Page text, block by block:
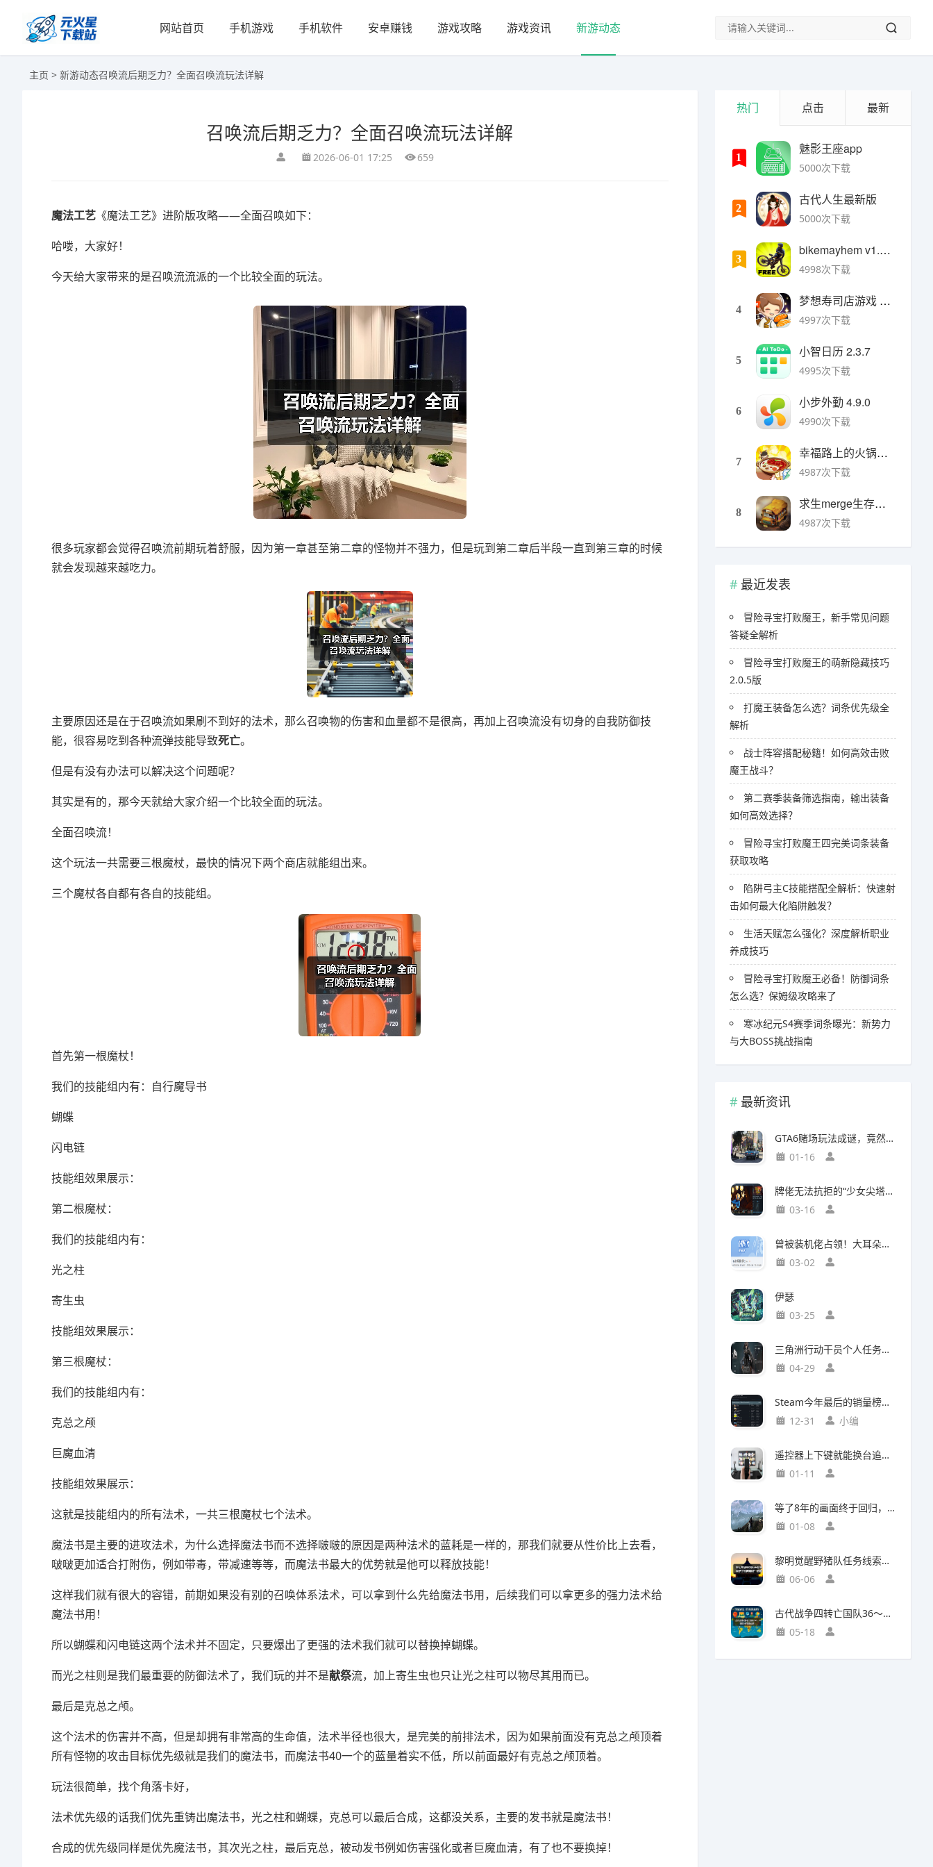
网站首页 手机游戏 手机软件 安卓赚钱 游戏攻略 游戏资讯 新游动态
主页 > 新游动态召唤流后期乏力？全面召唤流玩法详解
召唤流后期乏力？全面召唤流玩法详解
2026-06-01 17:25 659
魔法工艺 《魔法工艺》进阶版攻略——全面召唤如下：
哈喽，大家好！
今天给大家带来的是召唤流流派的一个比较全面的玩法。
很多玩家都会觉得召唤流前期玩着舒服，因为第一章甚至第二章的怪物并不强力，但是玩到第二章后半段一直到第三章的时候
就会发现越来越吃力。
主要原因还是在于召唤流如果刷不到好的法术，那么召唤物的伤害和血量都不是很高，再加上召唤流没有切身的自我防御技
能，很容易吃到各种流弹技能导致死亡。
但是有没有办法可以解决这个问题呢？
其实是有的，那今天就给大家介绍一个比较全面的玩法。
全面召唤流！
这个玩法一共需要三根魔杖，最快的情况下两个商店就能组出来。
三个魔杖各自都有各自的技能组。
首先第一根魔杖！
我们的技能组内有：自行魔导书
蝴蝶
闪电链
技能组效果展示：
第二根魔杖：
我们的技能组内有：
光之柱
寄生虫
技能组效果展示：
第三根魔杖：
我们的技能组内有：
克总之颅
巨魔血清
技能组效果展示：
这就是技能组内的所有法术，一共三根魔杖七个法术。
魔法书是主要的进攻法术，为什么选择魔法书而不选择啵啵的原因是两种法术的蓝耗是一样的，那我们就要从性价比上去看，
啵啵更加适合打附伤，例如带毒，带减速等等，而魔法书最大的优势就是他可以释放技能！
这样我们就有很大的容错，前期如果没有别的召唤体系法术，可以拿到什么先给魔法书用，后续我们可以拿更多的强力法术给
魔法书用！
所以蝴蝶和闪电链这两个法术并不固定，只要爆出了更强的法术我们就可以替换掉蝴蝶。
而光之柱则是我们最重要的防御法术了，我们玩的并不是献祭流，加上寄生虫也只让光之柱可以物尽其用而已。
最后是克总之颅。
这个法术的伤害并不高，但是却拥有非常高的生命值，法术半径也很大，是完美的前排法术，因为如果前面没有克总之颅顶着
所有怪物的攻击目标优先级就是我们的魔法书，而魔法书40一个的蓝量着实不低，所以前面最好有克总之颅顶着。
玩法很简单，找个角落卡好，
法术优先级的话我们优先重铸出魔法书，光之柱和蝴蝶，克总可以最后合成，这都没关系，主要的发书就是魔法书！
合成的优先级同样是优先魔法书，其次光之柱，最后克总，被动发书例如伤害强化或者巨魔血清，有了也不要换掉！
热门 点击 最新
1
魅影王座app
5000次下载
2
古代人生最新版
5000次下载
3
bikemayhem v1.6.2安卓版
4998次下载
4
梦想寿司店游戏 v4.14.1安卓版
4997次下载
5
小智日历 2.3.7
4995次下载
6
小步外勤 4.9.0
4990次下载
7
幸福路上的火锅店官方版 v5.3.5安卓版
4987次下载
8
求生merge生存之地手机版 v1.48.0安卓版
4987次下载
最近发表
冒险寻宝打败魔王，新手常见问题
答疑全解析
冒险寻宝打败魔王的萌新隐藏技巧
2.0.5版
打魔王装备怎么选？词条优先级全
解析
战士阵容搭配秘籍！如何高效击败
魔王战斗？
第二赛季装备筛选指南，输出装备
如何高效选择？
冒险寻宝打败魔王四完美词条装备
获取攻略
陷阱弓主C技能搭配全解析：快速射
击如何最大化陷阱触发？
生活天赋怎么强化？深度解析职业
养成技巧
冒险寻宝打败魔王必备！防御词条
怎么选？保姆级攻略来了
寒冰纪元S4赛季词条曝光：新势力
与大BOSS挑战指南
最新资讯
GTA6赌场玩法成谜，竟然面临全球50国封禁风险
01-16
牌佬无法抗拒的“少女尖塔”竟然是个搜打撤？
03-16
曾被装机佬占领！大耳朵图图贴吧重归故主
03-02
伊瑟
03-25
三角洲行动干员个人任务一览及完成建议【无名篇】
04-29
Steam今年最后的销量榜！最后赢家不是《光与影：33号远征队》
12-31
小编
遥控器上下键就能换台追剧，这款神器竟然打破了传统电视的所有限制
01-11
等了8年的画面终于回归，这个Mod竟然让《巫师3》重现当年神级预告
01-08
黎明觉醒野猪队任务线索断了如何继续？野猪王称号获取攻略
06-06
古代战争四转亡国队36～38图部分推图记录
05-18